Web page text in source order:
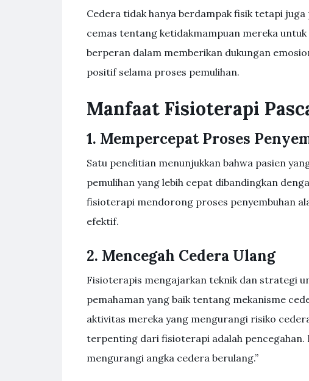
Cedera tidak hanya berdampak fisik tetapi
cemas tentang ketidakmampuan mereka
berperan dalam memberikan dukungan
positif selama proses pemulihan.
Manfaat Fisioterapi
1. Mempercepat Proses
Satu penelitian menunjukkan bahwa pasien
pemulihan yang lebih cepat dibandingkan
fisioterapi mendorong proses penyembuhan
efektif.
2. Mencegah Cedera Ulang
Fisioterapis mengajarkan teknik dan strategi
pemahaman yang baik tentang mekanisme
aktivitas mereka yang mengurangi risiko
terpenting dari fisioterapi adalah pencegahan.
mengurangi angka cedera berulang.”